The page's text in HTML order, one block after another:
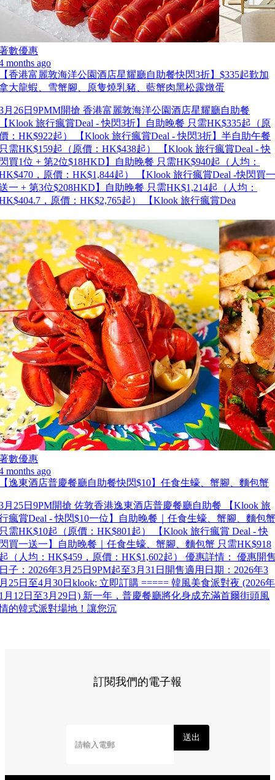
數優惠
months ago
香港富麗敦海洋公園酒店星耀廳自助餐快閃3折】$335起歎加
大龍蝦、雪蟹腳、原隻燒乳豬、藍蟹肉黑松露燉蛋
月26日9PMM開搶 香港富麗敦海洋公園酒店星耀廳自助餐
Klook 旅行瘋賞Deal - 快閃3折】自助晚餐 只需HK$335起（原
：HK$922起） 【Klook 旅行瘋賞Deal - 快閃3折】半自助午餐
需HK$159起（原價：HK$438起） 【Klook 旅行瘋賞Deal - 快
買1位 + 第2位$18HKD】自助晚餐 只需HK$940起（人均：
，原價：HK$1,844起） 【Klook 旅行瘋賞Deal -快閃買一
一 + 第3位$208HKD】自助晚餐 只需HK$1,214起（人均：
，原價：HK$2,765起） 【Klook 旅行瘋賞Dea
數優惠
months ago
逸東酒店普慶餐廳自助餐快閃$10】任食生蠔、蟹腳、麵包蟹
月25日9PM開搶 佐敦香港逸東酒店普慶餐廳自助餐 【Klook 旅
瘋賞Deal - 快閃$10一位】自助晚餐｜任食生蠔、蟹腳、麵包蟹
需HK$10起（原價：HK$801起） 【Klook 旅行瘋賞 Deal - 快
買一送一】自助晚餐｜任食生蠔、蟹腳、麵包蟹 只需HK$918
（人均：HK$459，原價：HK$1,602起） 優惠詳情： 優惠開
子：2026年3月25日9PM起至3月31日開售適用日期：2026年3
25日至4月30日klook: 立即訂購 ===== 韓風美食派對夜 (2026年
月12日至3月29日) 新一年，普慶餐廳將化身成充滿首爾街頭風
的韓式派對場地！讓您沉
訂閱我們的電子報
送出